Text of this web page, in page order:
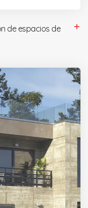
de espacios de